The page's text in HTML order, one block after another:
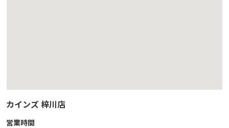
カインズ 梓川店
営業時間